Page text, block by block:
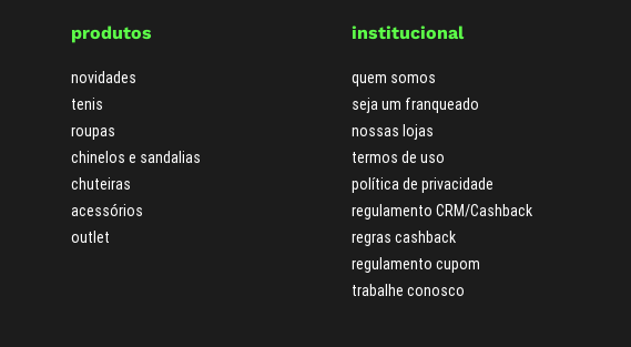
produtos
novidades
tenis
roupas
chinelos e sandalias
chuteiras
acessórios
outlet
institucional
quem somos
seja um franqueado
nossas lojas
termos de uso
política de privacidade
regulamento CRM/Cashback
regras cashback
regulamento cupom
trabalhe conosco